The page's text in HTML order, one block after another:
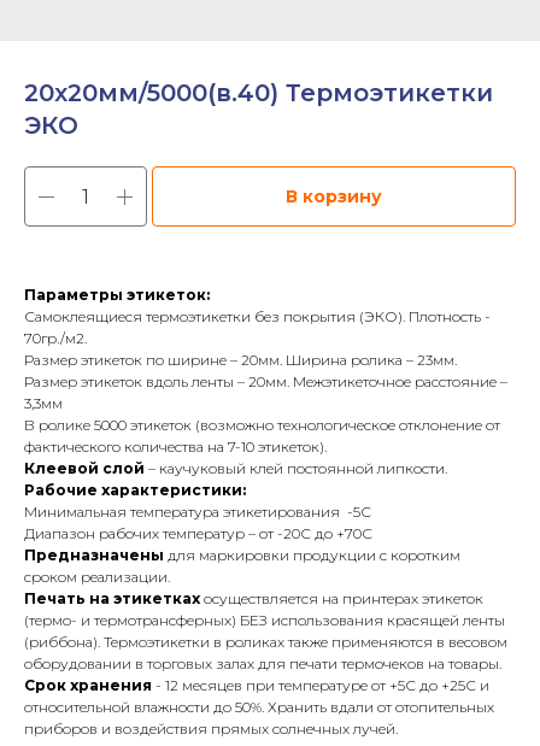
20х20мм/5000(в.40) Термоэтикетки
ЭКО
В корзину
Параметры этикеток:
Самоклеящиеся термоэтикетки без покрытия (ЭКО). Плотность -
70гр./м2.
Размер этикеток по ширине – 20мм. Ширина ролика – 23мм.
Размер этикеток вдоль ленты – 20мм. Межэтикеточное расстояние –
3,3мм
В ролике 5000 этикеток (возможно технологическое отклонение от
фактического количества на 7-10 этикеток).
Клеевой слой – каучуковый клей постоянной липкости.
Рабочие характеристики:
Минимальная температура этикетирования -5С
Диапазон рабочих температур – от -20С до +70С
Предназначены для маркировки продукции с коротким
сроком реализации.
Печать на этикеткахосуществляется на принтерах этикеток
(термо- и термотрансферных) БЕЗ использования красящей ленты
(риббона). Термоэтикетки в роликах также применяются в весовом
оборудовании в торговых залах для печати термочеков на товары.
Срок хранения - 12 месяцев при температуре от +5С до +25С и
относительной влажности до 50%. Хранить вдали от отопительных
приборов и воздействия прямых солнечных лучей.